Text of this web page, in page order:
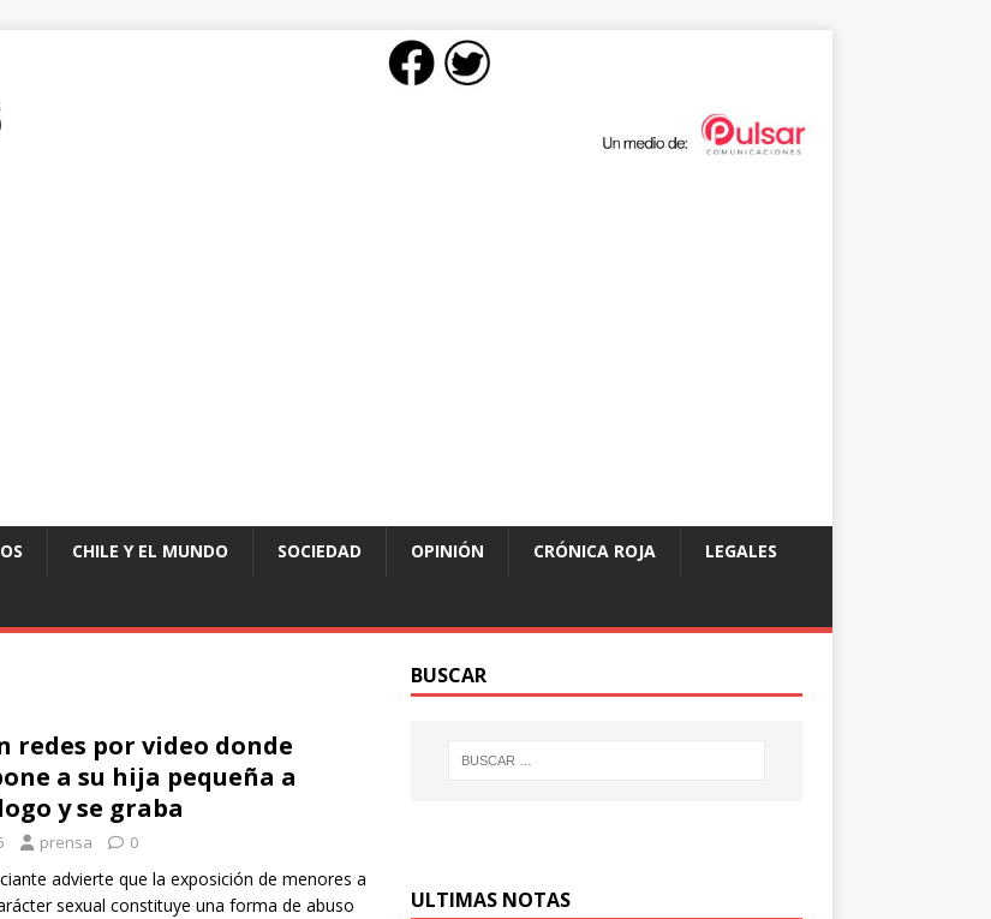
CHILE Y EL MUNDO SOCIEDAD OPINIÓN CRÓNICA ROJA LEGALES
redes por video donde
a su hija pequeña a
y se graba
prensa 0
advierte que la exposición de menores a
sexual constituye una forma de abuso
BUSCAR
ULTIMAS NOTAS